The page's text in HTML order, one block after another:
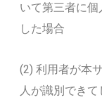
いて第三者に
した場合
(2) 利用者が本
人が識別でき